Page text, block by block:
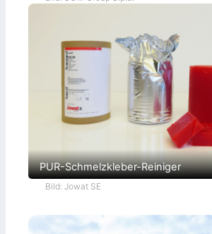
PUR-Schmelzkleber-Reiniger
Bild: Jowat SE